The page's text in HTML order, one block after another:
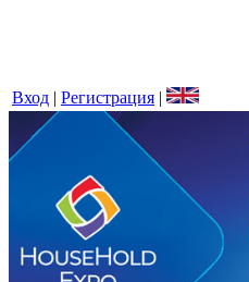
Вход | Регистрация |